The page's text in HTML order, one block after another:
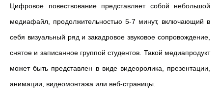
Цифровое повествование представляет собой небольшой
медиафайл, продолжительностью 5-7 минут, включающий в
себя визуальный ряд и закадровое звуковое сопровождение,
снятое и записанное группой студентов. Такой медиапродукт
может быть представлен в виде видеоролика, презентации,
анимации, видеомонтажа или веб-страницы.